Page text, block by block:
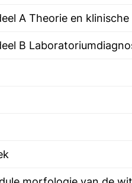
A Theorie en klinische
B